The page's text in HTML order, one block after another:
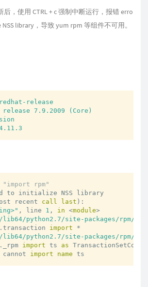
，使用 CTRL + c 强制中断运行，报错 erro
library，导致 yum rpm 等组件不可用。
release
release 7.9 .2009
(Core)
.3
rpm"
to initialize NSS library
recent call last ):
, line 1 , in <module>
python2.7/site-packages/rpm/
import *
python2.7/site-packages/rpm/
import ts as TransactionSetCore
import name ts